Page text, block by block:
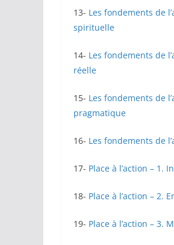
13- Les fondements de
spirituelle
14- Les fondements de
réelle
15- Les fondements de
pragmatique
16- Les fondements de
17- Place à l’action – 1.
18- Place à l’action – 2.
19- Place à l’action – 3.